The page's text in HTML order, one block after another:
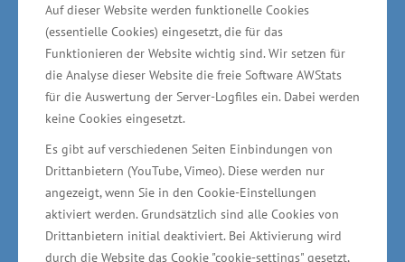
Auf dieser Website werden funktionelle Cookies
(essentielle Cookies) eingesetzt, die für das
Funktionieren der Website wichtig sind. Wir setzen für
die Analyse dieser Website die freie Software AWStats
für die Auswertung der Server-Logfiles ein. Dabei werden
keine Cookies eingesetzt.
Es gibt auf verschiedenen Seiten Einbindungen von
Drittanbietern (YouTube, Vimeo). Diese werden nur
angezeigt, wenn Sie in den Cookie-Einstellungen
aktiviert werden. Grundsätzlich sind alle Cookies von
Drittanbietern initial deaktiviert. Bei Aktivierung wird
durch die Website das Cookie "cookie-settings" gesetzt,
zeitgleich an den Standorten der Industrie- und
Handelskammern in Schwerin, Neubrandenburg
und Rostock durchgeführt und zusätzlich per
Livestream aufwww.weiterbildungstag-mv.de
sowie über Youtube übertragen.
„Eine kontinuierliche und bedarfsgerechte
Weiterbildung ist der Schlüssel für die
Entwicklung von Arbeitskräften zu Fachkräften